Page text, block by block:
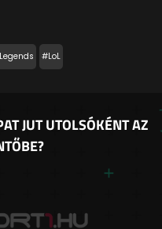
#LoL
JUT UTOLSÓKÉNT AZ